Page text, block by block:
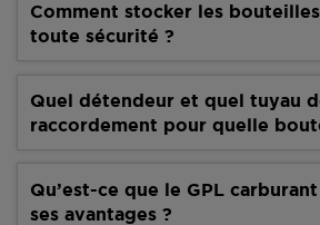
Comment stocker les
toute sécurité ?
Quel détendeur et quel tuyau
raccordement pour quelle
Qu’est-ce que le GPL
ses avantages ?